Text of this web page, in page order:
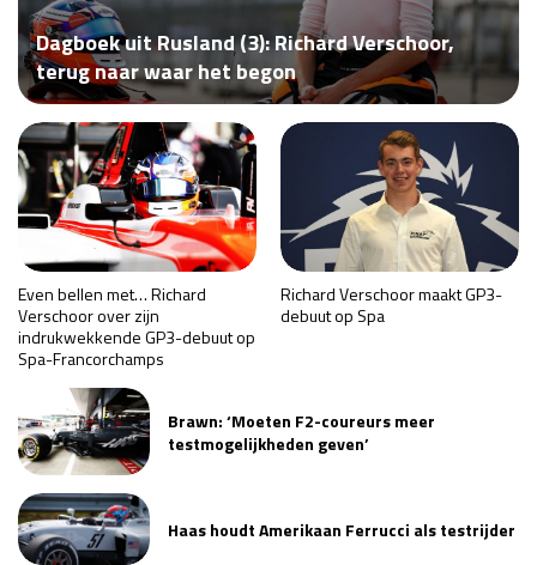
Kwalificatie
vr 14:00 - 15:00
Race
za 13:00 - 15:00
GP VERENIGDE STATEN 2026 23 - 25 okt
Kwalificatie
za 23:00 - 00:00
Race
zo 21:00 - 23:00
GP MEXICO 2026
Kwalificatie
GP SÃO PAULO 2026 06 - 08 nov
Kwalificatie
LAS VEGAS GRAND PRIX 2026 20 - 22 nov
Dagboek uit Rusland (3): Richard Verschoor,
terug naar waar het begon
Even bellen met… Richard
Verschoor over zijn
indrukwekkende GP3-debuut op
Spa-Francorchamps
Richard Verschoor maakt GP3-
debuut op Spa
Brawn: ‘Moeten F2-coureurs meer
testmogelijkheden geven’
Haas houdt Amerikaan Ferrucci als testrijder